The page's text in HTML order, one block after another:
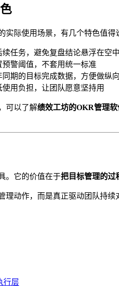
际使用场景，有几个特色值得
任务，避免复盘结论悬浮在空
警阈值，不套用统一标准
期的目标完成数据，方便做纵
用负担，让团队愿意坚持用
可以了解绩效工坊的OKR管理软
。它的价值在于把目标管理的过
动作，而是真正驱动团队持续
行层